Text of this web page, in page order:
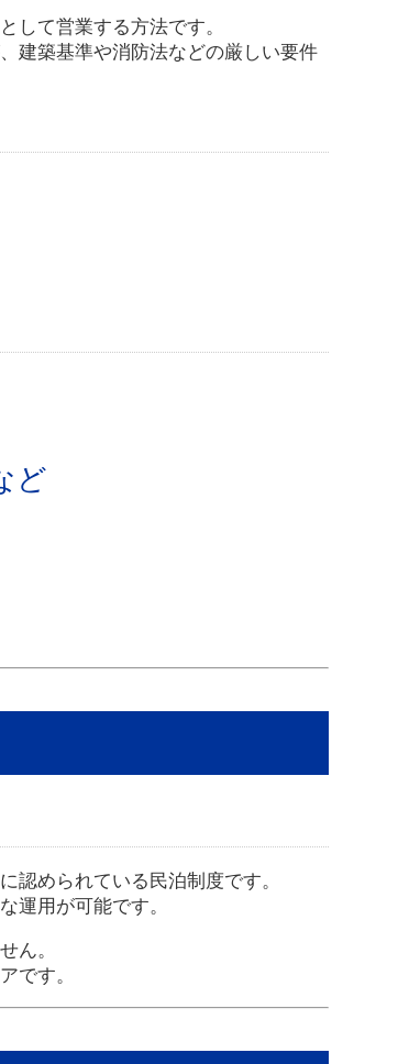
して営業する方法です。
建築基準や消防法などの厳しい要件
ど
認められている民泊制度です。
運用が可能です。
ん。
です。